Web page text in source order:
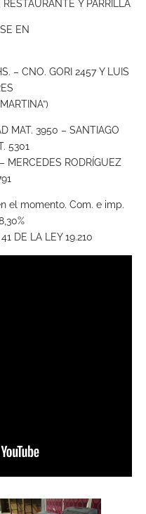
Y PARRILLA
EN
– CNO. GORI 2457 Y LUIS
MAT. 3950 – SANTIAGO
5301
MERCEDES RODRÍGUEZ
el momento. Com. e imp.
DE LA LEY 19.210